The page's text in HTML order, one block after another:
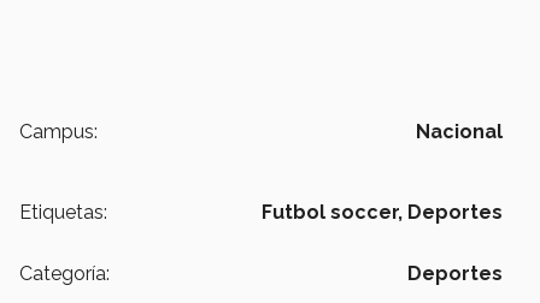
Campus: Nacional
Etiquetas: Futbol soccer, Deportes
Categoría: Deportes